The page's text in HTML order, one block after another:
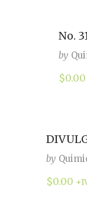
No.
by
$0.00
by
$0.00